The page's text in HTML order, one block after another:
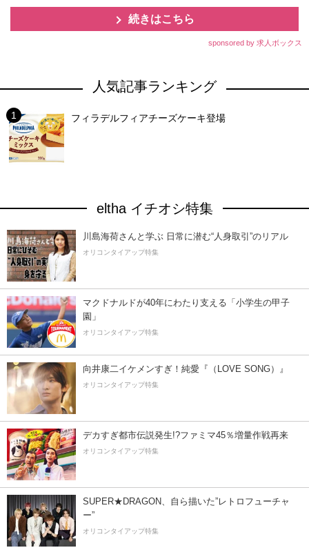
続きはこちら
sponsored by 求人ボックス
人気記事ランキング
フィラデルフィアチーズケーキ登場
eltha イチオシ特集
川島海荷さんと学ぶ 日常に潜む“人身取引”のリアル
オリコンタイアップ特集
マクドナルドが40年にわたり支える「小学生の甲子
園」
オリコンタイアップ特集
向井康二イケメンすぎ！純愛『（LOVE SONG）』
オリコンタイアップ特集
デカすぎ都市伝説発生!?ファミマ45％増量作戦再来
オリコンタイアップ特集
SUPER★DRAGON、自ら描いた”レトロフューチャ
ー”
オリコンタイアップ特集